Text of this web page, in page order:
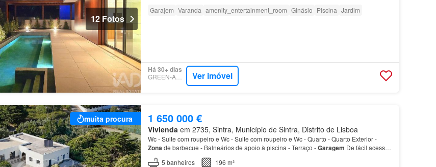
12 Fotos
Garajem Varanda amenity_entertainment_room Ginásio Piscina Jardim
Há 30+ dias
GREEN-ACRES Ver imóvel
muita procura 1 650 000 €
Vivienda em 2735, Sintra, Município de Sintra, Distrito de Lisboa
Wc - Suite com roupeiro e Wc - Suite com roupeiro e Wc - Quarto - Quarto Exterior -
Zonade barbecue - Balneários de apoio à piscina - Terraço -Garagem De fácil acesso
à A16, A5 e Ic19, facilitando a proximidade a Cascais, S…
5 banheiros
196 m²